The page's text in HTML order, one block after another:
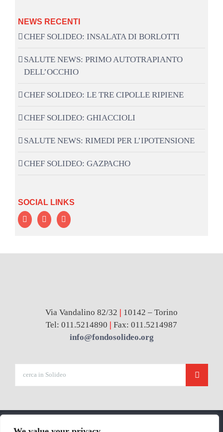
NEWS RECENTI
CHEF SOLIDEO: INSALATA DI BORLOTTI
SALUTE NEWS: PRIMO AUTOTRAPIANTO
DELL’OCCHIO
CHEF SOLIDEO: LE TRE CIPOLLE RIPIENE
CHEF SOLIDEO: GHIACCIOLI
SALUTE NEWS: RIMEDI PER L’IPOTENSIONE
CHEF SOLIDEO: GAZPACHO
SOCIAL LINKS
Via Vandalino 82/32 | 10142 – Torino
Tel: 011.5214890 | Fax: 011.5214987
info@fondosolideo.org
© Copyright 2026 | Solideo | CF 97736860012